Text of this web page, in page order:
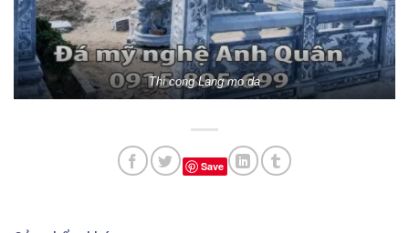
Thi cong Lang mo da
Save